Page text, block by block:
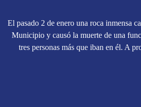
El pasado 2 de enero una roca inmensa
Municipio y causó la muerte de una
tres personas más que iban en él. A